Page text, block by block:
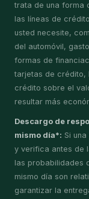
trata de una forma
las líneas de
usted necesite,
del automóvil,
formas de
tarjetas de crédito,
crédito sobre el
resultar más
Descargo de
mismo día*: Si
y verifica antes de
las probabilidades
mismo día son
garantizar la